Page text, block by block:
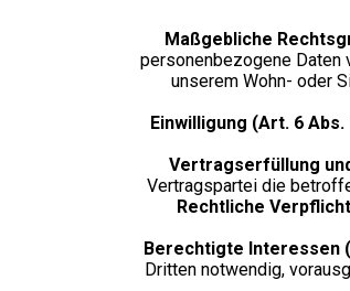
Maßgebliche
personenbezogene Daten
unserem Wohn- oder
Einwilligung (Art. 6 Abs.
Vertragserfüllung
Vertragspartei die
Rechtliche
Berechtigte Interessen
Dritten notwendig,